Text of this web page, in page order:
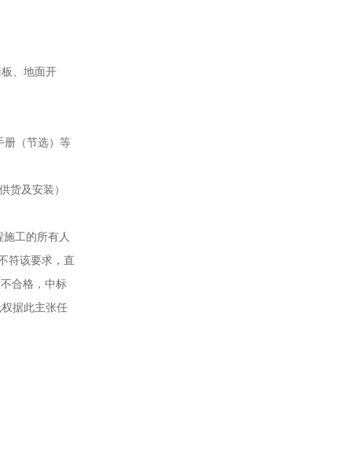
、地面开
册（节选）等
货及安装）
工的所有人
符该要求，直
合格，中标
据此主张任